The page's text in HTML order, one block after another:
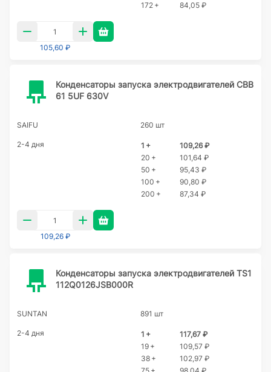
172 +
84,05 ₽
105,60 ₽
Конденсаторы запуска электродвигателей CBB
61 5UF 630V
SAIFU 260 шт
2-4 дня 1 +
109,26 ₽
20 +
101,64 ₽
50 +
95,43 ₽
100 +
90,80 ₽
200 +
87,34 ₽
109,26 ₽
Конденсаторы запуска электродвигателей TS1
112Q0126JSB000R
SUNTAN 891 шт
2-4 дня 1 +
117,67 ₽
19 +
109,57 ₽
38 +
102,97 ₽